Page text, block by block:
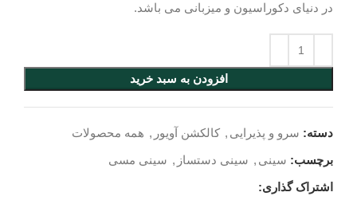
در دنیای دکوراسیون و میزبانی می‌ باشد.
افزودن به سبد خرید
دسته: سرو و پذیرایی , کالکشن آویور , همه محصولات
برچسب: سینی , سینی دستساز , سینی مسی
اشتراک گذاری: